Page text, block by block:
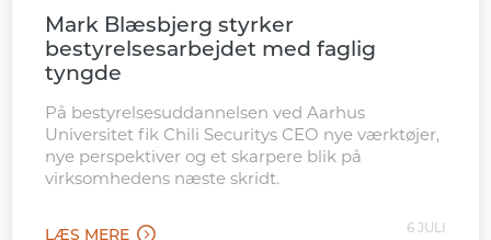
Mark Blæsbjerg styrker
bestyrelsesarbejdet med faglig
tyngde
På bestyrelsesuddannelsen ved Aarhus
Universitet fik Chili Securitys CEO nye værktøjer,
nye perspektiver og et skarpere blik på
virksomhedens næste skridt.
LÆS MERE 6 JULI